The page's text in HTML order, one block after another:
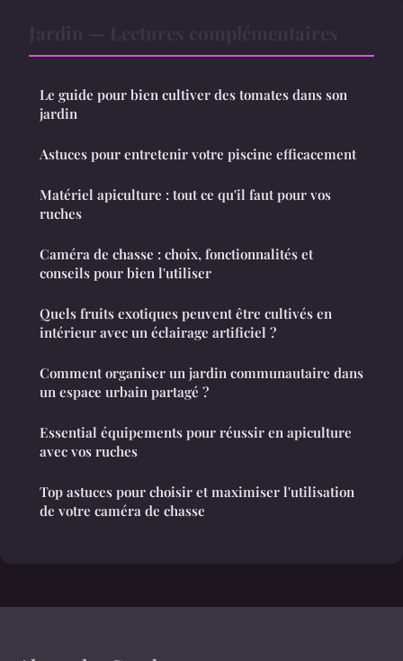
Le guide pour bien cultiver des tomates dans son
jardin
Astuces pour entretenir votre piscine efficacement
Matériel apiculture : tout ce qu'il faut pour vos
ruches
Caméra de chasse : choix, fonctionnalités et
conseils pour bien l'utiliser
Quels fruits exotiques peuvent être cultivés en
intérieur avec un éclairage artificiel ?
Comment organiser un jardin communautaire dans
un espace urbain partagé ?
Essential équipements pour réussir en apiculture
avec vos ruches
Top astuces pour choisir et maximiser l'utilisation
de votre caméra de chasse